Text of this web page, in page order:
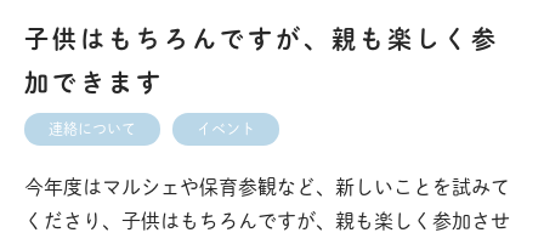
子供はもちろんですが、親も楽しく参
加できます
連絡について イベント
今年度はマルシェや保育参観など、新しいことを試みて
くださり、子供はもちろんですが、親も楽しく参加させ